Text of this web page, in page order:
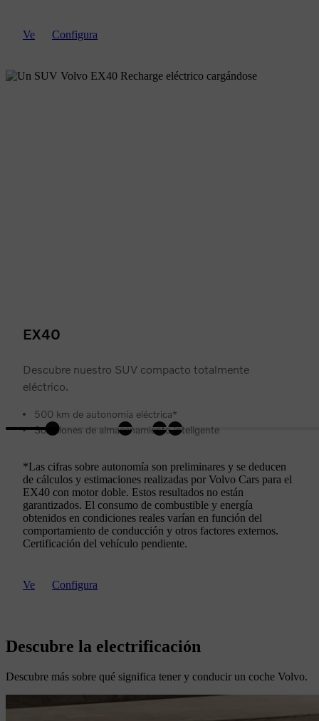
Ve Configura
EX40
Descubre nuestro SUV compacto totalmente
eléctrico.
500 km de autonomía eléctrica*
Soluciones de almacenamiento inteligente
*Las cifras sobre autonomía son preliminares y se deducen
de cálculos y estimaciones realizadas por Volvo Cars para el
EX40 con motor doble. Estos resultados no están
garantizados. El consumo de combustible y energía
obtenidos en condiciones reales varían en función del
comportamiento de conducción y otros factores externos.
Certificación del vehículo pendiente.
Ve Configura
Descubre la electrificación
Descubre más sobre qué significa tener y conducir un coche Volvo.